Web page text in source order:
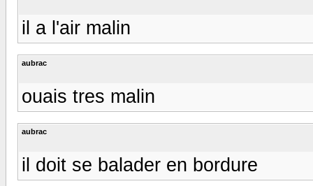
il a l'air malin
aubrac
ouais tres malin
aubrac
il doit se balader en bordure